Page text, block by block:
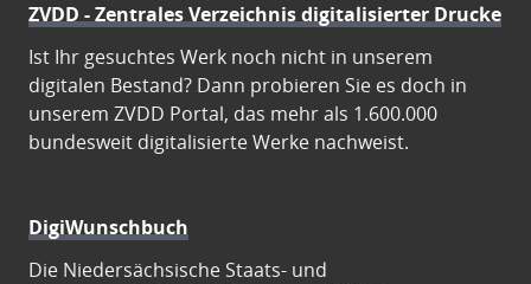
ZVDD - Zentrales Verzeichnis digitalisierter Drucke
Ist Ihr gesuchtes Werk noch nicht in unserem
digitalen Bestand? Dann probieren Sie es doch in
unserem ZVDD Portal, das mehr als 1.600.000
bundesweit digitalisierte Werke nachweist.
DigiWunschbuch
Die Niedersächsische Staats- und